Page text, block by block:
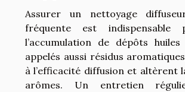
Assurer un nettoyage
fréquente est indispensable
l’accumulation de dépôts huiles
appelés aussi résidus
à l’efficacité diffusion et altèrent
arômes. Un entretien